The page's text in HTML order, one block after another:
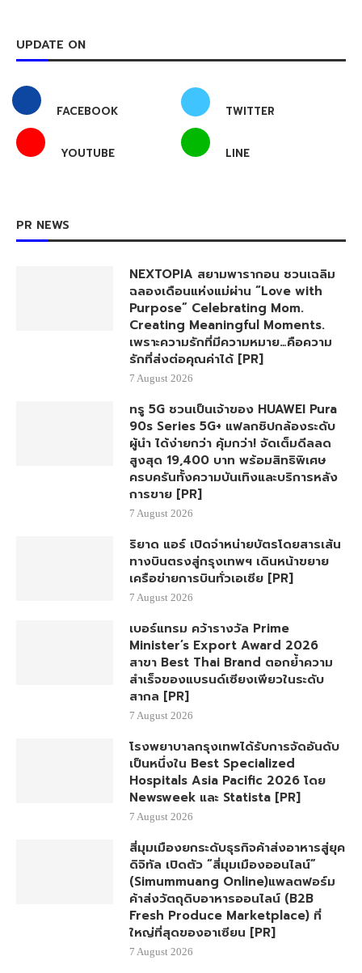
UPDATE ON
FACEBOOK TWITTER
YOUTUBE LINE
PR NEWS
NEXTOPIA สยามพารากอน ชวนเฉลิม
ฉลองเดือนแห่งแม่ผ่าน “Love with
Purpose” Celebrating Mom.
Creating Meaningful Moments.
เพราะความรักที่มีความหมาย…คือความ
รักที่ส่งต่อคุณค่าได้ [PR]
7 August 2026
ทรู 5G ชวนเป็นเจ้าของ HUAWEI Pura
90s Series 5G+ แฟลกชิปกล้องระดับ
ผู้นำ ได้ง่ายกว่า คุ้มกว่า! จัดเต็มดีลลด
สูงสุด 19,400 บาท พร้อมสิทธิพิเศษ
ครบครันทั้งความบันเทิงและบริการหลัง
การขาย [PR]
7 August 2026
ริยาด แอร์ เปิดจำหน่ายบัตรโดยสารเส้น
ทางบินตรงสู่กรุงเทพฯ เดินหน้าขยาย
เครือข่ายการบินทั่วเอเชีย [PR]
7 August 2026
เบอร์แทรม คว้ารางวัล Prime
Minister’s Export Award 2026
สาขา Best Thai Brand ตอกย้ำความ
สำเร็จของแบรนด์เซียงเพียวในระดับ
สากล [PR]
7 August 2026
โรงพยาบาลกรุงเทพได้รับการจัดอันดับ
เป็นหนึ่งใน Best Specialized
Hospitals Asia Pacific 2026 โดย
Newsweek และ Statista [PR]
7 August 2026
สี่มุมเมืองยกระดับธุรกิจค้าส่งอาหารสู่ยุค
ดิจิทัล เปิดตัว “สี่มุมเมืองออนไลน์”
(Simummuang Online)แพลตฟอร์ม
ค้าส่งวัตถุดิบอาหารออนไลน์ (B2B
Fresh Produce Marketplace) ที่
ใหญ่ที่สุดของอาเซียน [PR]
7 August 2026